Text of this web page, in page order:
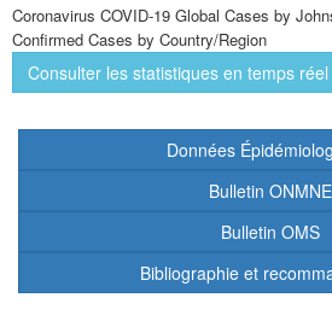
Coronavirus COVID-19 Global Cases by
Confirmed Cases by Country/Region
Consulter les statistiques en temps réel
Données
Bulletin ONMNE
Bulletin OMS
Bibliographie et